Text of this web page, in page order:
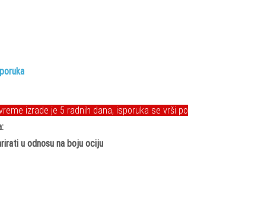
izrade je 5 radnih dana, isporuka se vrši po
u odnosu na boju ociju